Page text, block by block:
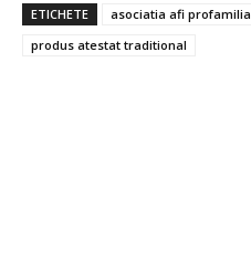
ETICHETE asociatia afi profamilia
produs atestat traditional